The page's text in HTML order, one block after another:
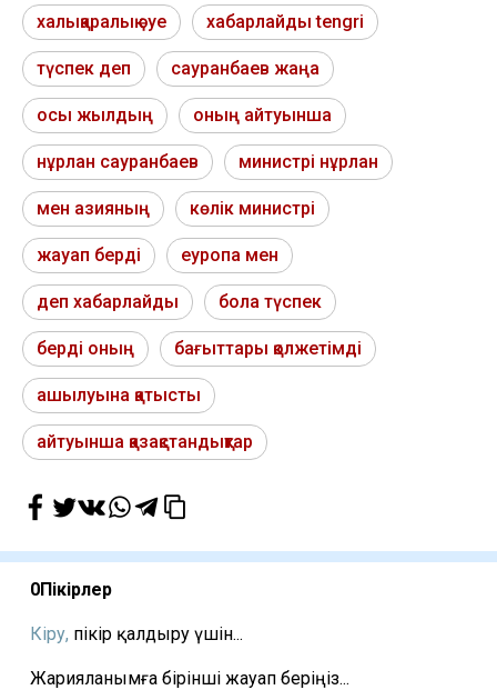
халықаралық әуе хабарлайды tengri
түспек деп сауранбаев жаңа
осы жылдың оның айтуынша
нұрлан сауранбаев министрі нұрлан
мен азияның көлік министрі
жауап берді еуропа мен
деп хабарлайды бола түспек
берді оның бағыттары қолжетімді
ашылуына қатысты
айтуынша қазақстандықтар
0Пікірлер
Кіру, пікір қалдыру үшін...
Жарияланымға бірінші жауап беріңіз...